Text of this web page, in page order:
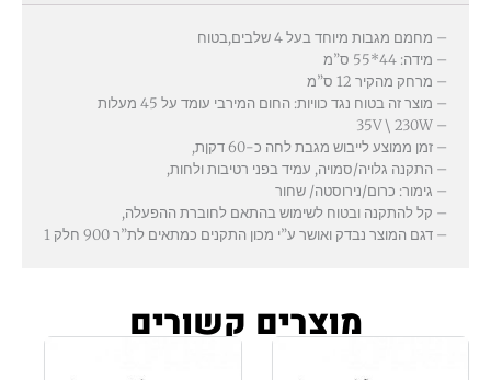
– מחמם מגבות מיוחד בעל 4 שלבים,בטוח
– מידה: 44*55 ס”מ
– מרחק מהקיר 12 ס”מ
– מוצר זה בטוח נגד כוויות: החום המירבי עומד על 45 מעלות
– 35V \ 230W
– זמן ממוצע לייבוש מגבת לחה כ-60 דקןת,
– התקנה גלויה/סמויה, עמיד בפני רטיבות ולחות,
– גימור: כרום/נירוסטה/ שחור
– קל להתקנה ובטוח לשימוש בהתאם לחוברת ההפעלה,
– דגם המוצר נבדק ואושר ע”י מכון התקנים כמתאים לת”ר 900 חלק 1
מוצרים קשורים